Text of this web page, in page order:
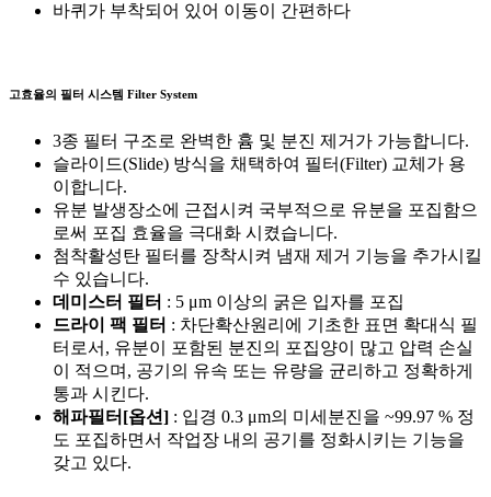
바퀴가 부착되어 있어 이동이 간편하다
고효율의 필터 시스템 Filter System
3종 필터 구조로 완벽한 흄 및 분진 제거가 가능합니다.
슬라이드(Slide) 방식을 채택하여 필터(Filter) 교체가 용
이합니다.
유분 발생장소에 근접시켜 국부적으로 유분을 포집함으
로써 포집 효율을 극대화 시켰습니다.
첨착활성탄 필터를 장착시켜 냄재 제거 기능을 추가시킬
수 있습니다.
데미스터 필터 : 5 μm 이상의 굵은 입자를 포집
드라이 팩 필터 : 차단확산원리에 기초한 표면 확대식 필
터로서, 유분이 포함된 분진의 포집양이 많고 압력 손실
이 적으며, 공기의 유속 또는 유량을 균리하고 정확하게
통과 시킨다.
해파필터[옵션] : 입경 0.3 μm의 미세분진을 ~99.97 % 정
도 포집하면서 작업장 내의 공기를 정화시키는 기능을
갖고 있다.